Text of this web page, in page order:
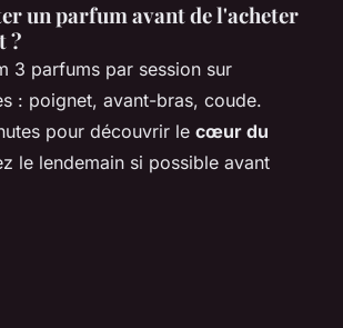
un parfum avant de l'acheter
?
3 parfums par session sur
: poignet, avant-bras, coude.
pour découvrir le cœur du
le lendemain si possible avant